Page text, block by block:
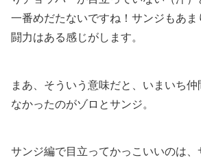
一番めだたないですね！サンジもあ
闘力はある感じがします。
まあ、そういう意味だと、いまいち
なかったのがゾロとサンジ。
サンジ編で目立ってかっこいいのは、